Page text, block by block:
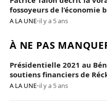
fossoyeurs de l’économie
A LA UNE•il y a 5 ans
À NE PAS
Présidentielle 2021 au
soutiens financiers de
A LA UNE•il y a 5 ans